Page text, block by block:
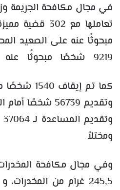
في مجال مكافحة الجريمة
مبحوثًا عنه على الصعيد
9219 شخصًا مبحوثًا عنه على الصعيد الوطني.
كما تم
وتقديم 56739
ومختلاً